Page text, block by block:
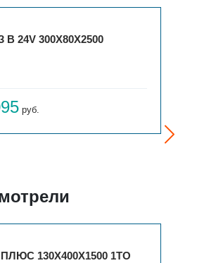
В 24V 300X80X2500
руб.
130X400X1500 1ТО